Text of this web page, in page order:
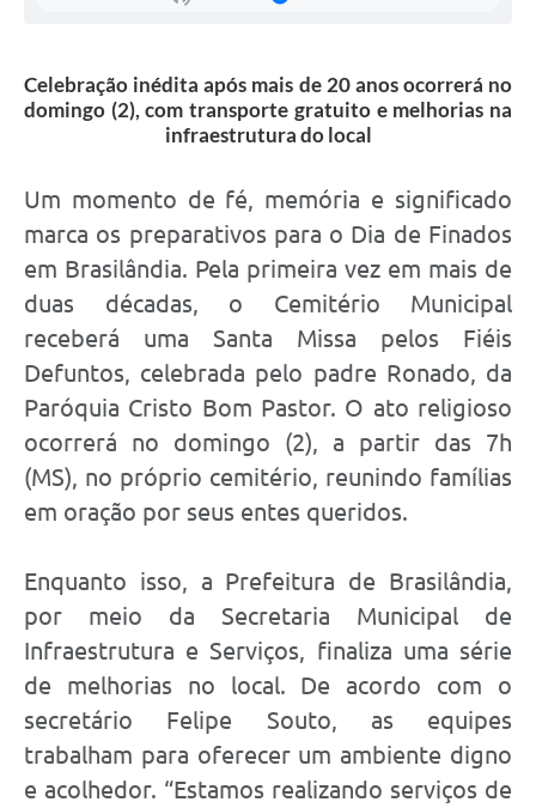
Celebração inédita após mais de 20 anos ocorrerá no
domingo (2), com transporte gratuito e melhorias na
infraestrutura do local
Um momento de fé, memória e significado
marca os preparativos para o Dia de Finados
em Brasilândia. Pela primeira vez em mais de
duas décadas, o Cemitério Municipal
receberá uma Santa Missa pelos Fiéis
Defuntos, celebrada pelo padre Ronado, da
Paróquia Cristo Bom Pastor. O ato religioso
ocorrerá no domingo (2), a partir das 7h
(MS), no próprio cemitério, reunindo famílias
em oração por seus entes queridos.
Enquanto isso, a Prefeitura de Brasilândia,
por meio da Secretaria Municipal de
Infraestrutura e Serviços, finaliza uma série
de melhorias no local. De acordo com o
secretário Felipe Souto, as equipes
trabalham para oferecer um ambiente digno
e acolhedor. “Estamos realizando serviços de